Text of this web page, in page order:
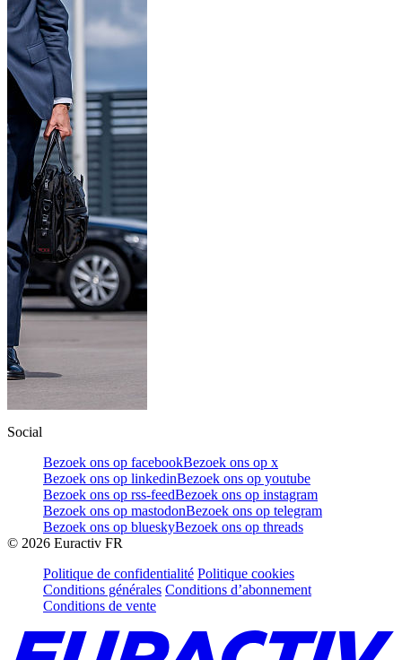
Social
Bezoek ons op facebookBezoek ons op x
Bezoek ons op linkedinBezoek ons op youtube
Bezoek ons op rss-feedBezoek ons op instagram
Bezoek ons op mastodonBezoek ons op telegram
Bezoek ons op blueskyBezoek ons op threads
© 2026 Euractiv FR
Politique de confidentialité Politique cookies
Conditions générales Conditions d’abonnement
Conditions de vente